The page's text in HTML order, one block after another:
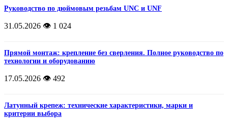
Руководство по дюймовым резьбам UNC и UNF
31.05.2026 👁️ 1 024
Прямой монтаж: крепление без сверления. Полное руководство по
технологии и оборудованию
17.05.2026 👁️ 492
Латунный крепеж: технические характеристики, марки и
критерии выбора